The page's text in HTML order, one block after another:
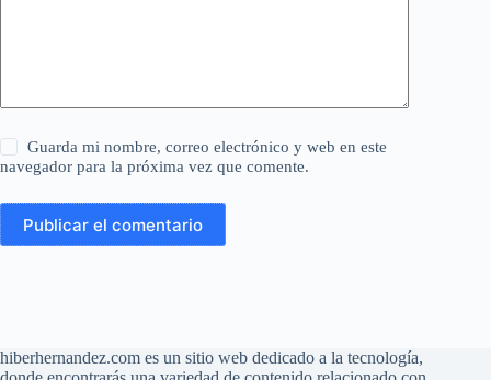
Guarda mi nombre, correo electrónico y web en este
navegador para la próxima vez que comente.
Publicar el comentario
hiberhernandez.com es un sitio web dedicado a la tecnología,